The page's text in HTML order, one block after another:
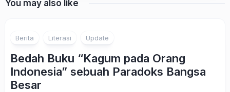
You may also like
Berita Literasi Update
Bedah Buku “Kagum pada Orang
Indonesia” sebuah Paradoks Bangsa
Besar